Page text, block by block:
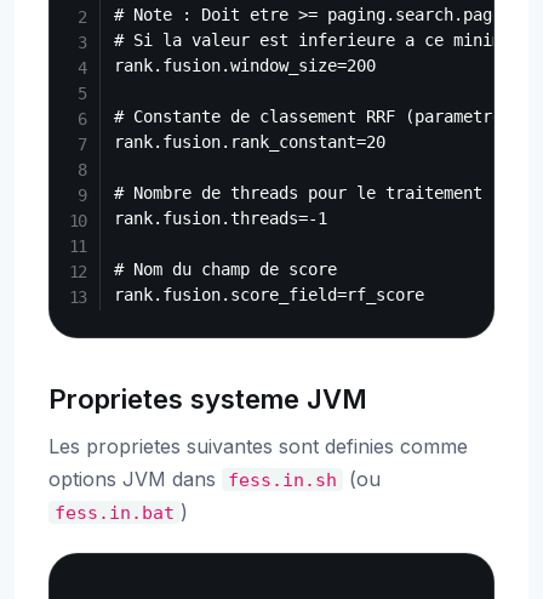
# Note : Doit etre >=
# Si la valeur est inferieure a ce minimum,
rank.fusion.window_size=200
# Constante de classement RRF (parametre k)
rank.fusion.rank_constant=20
# Nombre de threads pour le traitement
rank.fusion.threads=-1
# Nom du champ de score
Proprietes systeme JVM
Les proprietes suivantes sont definies comme
options JVM dans
fess.in.sh (ou
fess.in.bat )